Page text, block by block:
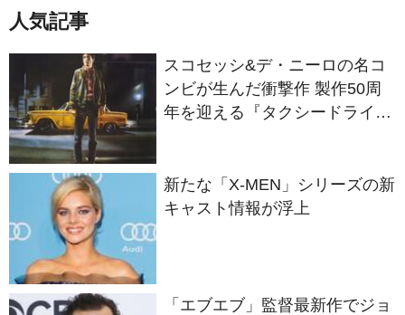
人気記事
スコセッシ&デ・ニーロの名コ
ンビが生んだ衝撃作 製作50周
年を迎える『タクシードライバ
新たな「X-MEN」シリーズの新
キャスト情報が浮上
「エブエブ」監督最新作でジョ